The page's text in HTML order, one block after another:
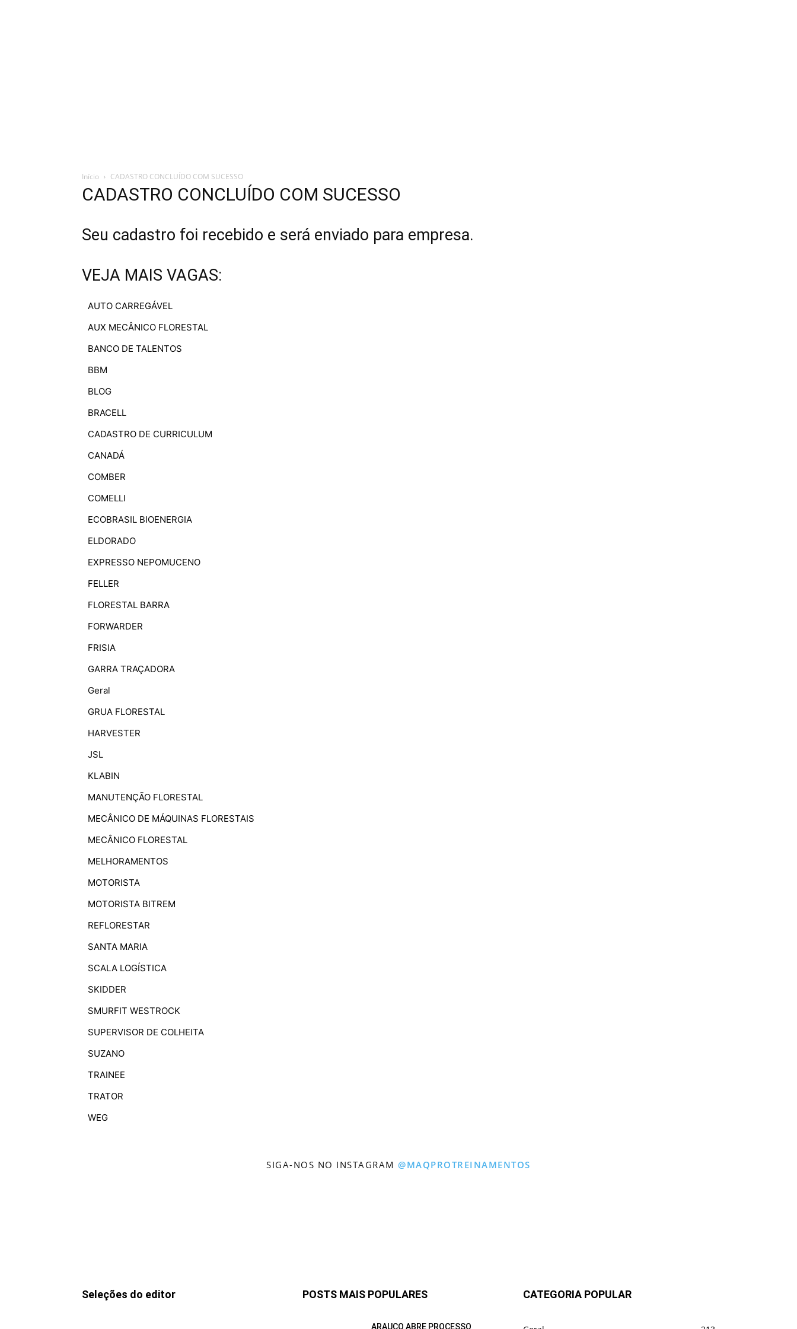
Início CADASTRO CONCLUÍDO COM SUCESSO
CADASTRO CONCLUÍDO COM SUCESSO
Seu cadastro foi recebido e será enviado para empresa.
VEJA MAIS VAGAS:
AUTO CARREGÁVEL
AUX MECÂNICO FLORESTAL
BANCO DE TALENTOS
BBM
BLOG
BRACELL
CADASTRO DE CURRICULUM
CANADÁ
COMBER
COMELLI
ECOBRASIL BIOENERGIA
ELDORADO
EXPRESSO NEPOMUCENO
FELLER
FLORESTAL BARRA
FORWARDER
FRISIA
GARRA TRAÇADORA
Geral
GRUA FLORESTAL
HARVESTER
JSL
KLABIN
MANUTENÇÃO FLORESTAL
MECÂNICO DE MÁQUINAS FLORESTAIS
MECÂNICO FLORESTAL
MELHORAMENTOS
MOTORISTA
MOTORISTA BITREM
REFLORESTAR
SANTA MARIA
SCALA LOGÍSTICA
SKIDDER
SMURFIT WESTROCK
SUPERVISOR DE COLHEITA
SUZANO
TRAINEE
TRATOR
WEG
SIGA-NOS NO INSTAGRAM@MAQPROTREINAMENTOS
Seleções do editor POSTS MAIS POPULARES
ARAUCO ABRE PROCESSO
CATEGORIA POPULAR